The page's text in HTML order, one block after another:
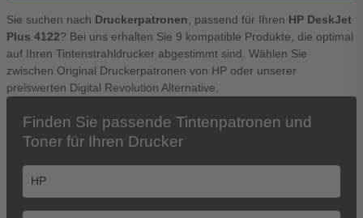
Sie suchen nach Druckerpatronen, passend für Ihren HP DeskJet
Plus 4122? Bei uns erhalten Sie 9 kompatible Produkte, die optimal
auf Ihren Tintenstrahldrucker abgestimmt sind. Wählen Sie
zwischen Original Druckerpatronen von HP oder unserer
preiswerten Digital Revolution Alternative.
Finden Sie passende Tintenpatronen und
Toner für Ihren Drucker